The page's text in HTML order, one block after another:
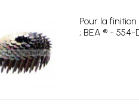
Pour la
; BEA ® - 554-